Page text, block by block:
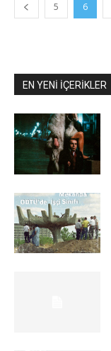
5 6
EN YENİ İÇERİKLER